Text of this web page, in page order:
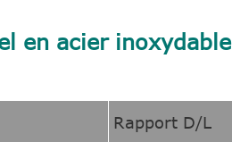
en acier inoxydable
Rapport D/L